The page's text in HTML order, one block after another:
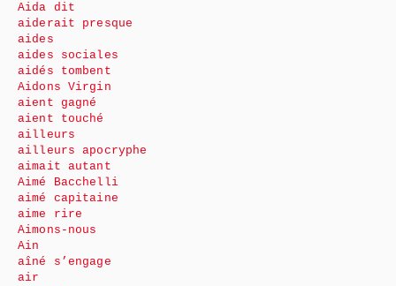
Aida dit
aiderait presque
aides
aides sociales
aidés tombent
Aidons Virgin
aient gagné
aient touché
ailleurs
ailleurs apocryphe
aimait autant
Aimé Bacchelli
aimé capitaine
aime rire
Aimons-nous
Ain
aîné s’engage
air